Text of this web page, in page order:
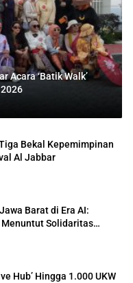
Acara ‘Batik Walk’
Bekal Kepemimpinan
Al Jabbar
Barat di Era AI:
Solidaritas
Hub’ Hingga 1.000 UKW